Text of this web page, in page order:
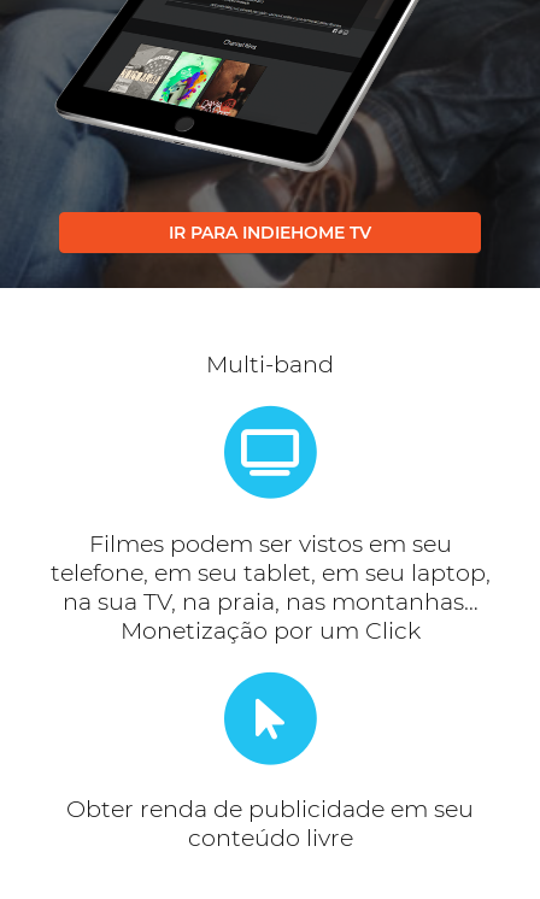
IR PARA INDIEHOME TV
Multi-band
Filmes podem ser vistos em seu
telefone, em seu tablet, em seu laptop,
na sua TV, na praia, nas montanhas…
Monetização por um Click
Obter renda de publicidade em seu
conteúdo livre